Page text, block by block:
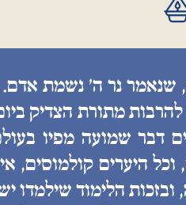
שנאמר נר ה׳ נשמת
מתורת הצדיק
דבר שמועה מפיו
היערים קולמוסים,
הלימוד שילמדו